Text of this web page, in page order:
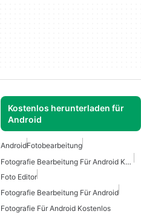
Kostenlos herunterladen für
Android
AndroidFotobearbeitung
Fotografie Bearbeitung Für Android Kostenlos
Foto Editor
Fotografie Bearbeitung Für Android
Fotografie Für Android Kostenlos